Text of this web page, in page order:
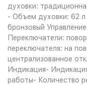
духовки:
- Объем духовки: 62
бронзовый
Переключатели:
переключателя: на
централизованное
Индикация-
работы- Количество